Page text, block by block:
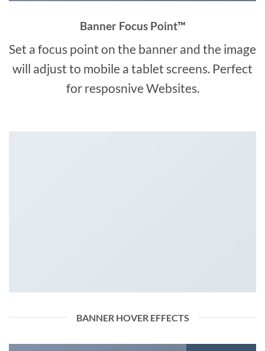
Banner Focus Point™
Set a focus point on the banner and the image
will adjust to mobile a tablet screens. Perfect
for resposnive Websites.
BANNER HOVER EFFECTS